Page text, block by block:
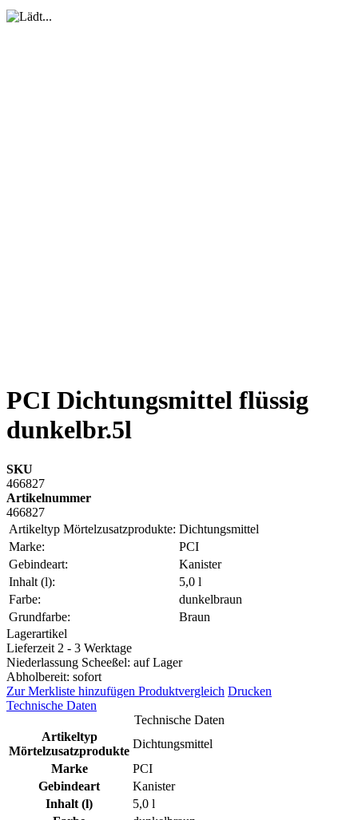
PCI Dichtungsmittel flüssig
dunkelbr.5l
SKU
466827
Artikelnummer
466827
Artikeltyp Mörtelzusatzprodukte: Dichtungsmittel
Marke:
PCI
Gebindeart:
Kanister
Inhalt (l):
5,0 l
Farbe:
dunkelbraun
Grundfarbe:
Braun
Lagerartikel
Lieferzeit 2 - 3 Werktage
Niederlassung Scheeßel: auf Lager
Abholbereit: sofort
Zur Merkliste hinzufügen Produktvergleich Drucken
Technische Daten
Technische Daten
Artikeltyp
Mörtelzusatzprodukte
Dichtungsmittel
Marke
PCI
Gebindeart
Kanister
Inhalt (l)
5,0 l